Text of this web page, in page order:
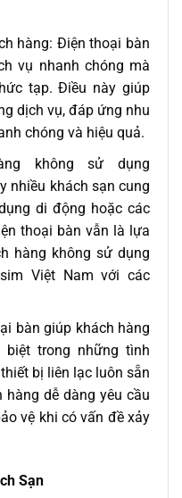
hàng: Điện thoại bàn
vụ nhanh chóng mà
tạp. Điều này giúp
dịch vụ, đáp ứng nhu
chóng và hiệu quả.
không sử dụng
nhiều khách sạn cung
di động hoặc các
thoại bàn vẫn là lựa
hàng không sử dụng
Việt Nam với các
bàn giúp khách hàng
trong những tình
bị liên lạc luôn sẵn
dễ dàng yêu cầu
vệ khi có vấn đề xảy
Sạn